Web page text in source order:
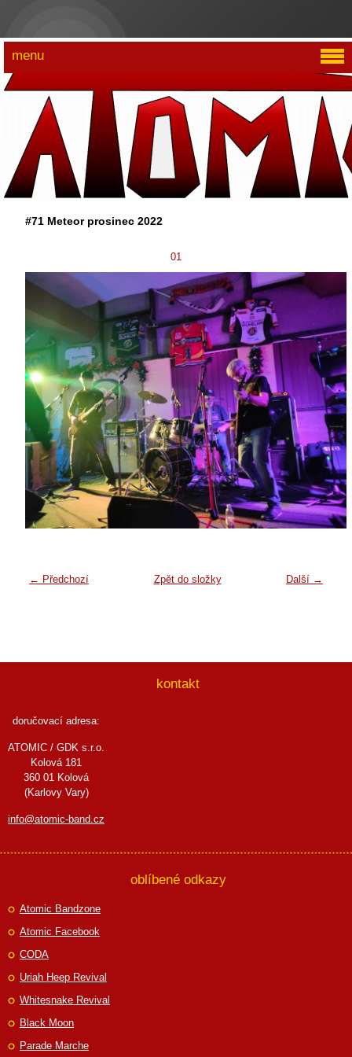
#71 Meteor prosinec 2022
01
← Předchozí Další →
Zpět do složky
menu
kontakt
doručovací adresa:
ATOMIC / GDK s.r.o.
Kolová 181
360 01 Kolová
(Karlovy Vary)
info@atomic-band.cz
oblíbené odkazy
Atomic Bandzone
Atomic Facebook
CODA
Uriah Heep Revival
Whitesnake Revival
Black Moon
Parade Marche